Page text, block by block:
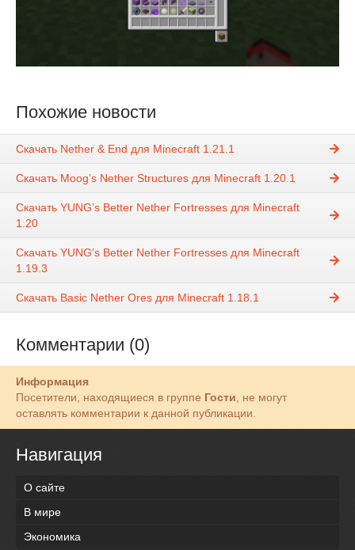
Похожие новости
Скачать Nether & End для Minecraft 1.21.1
Скачать Moog’s Nether Structures для Minecraft 1.20.1
Скачать YUNG’s Better Nether Fortresses для Minecraft
1.20
Скачать YUNG’s Better Nether Fortresses для Minecraft
1.19.3
Скачать Basic Nether Ores для Minecraft 1.18.1
Комментарии (0)
Информация
Посетители, находящиеся в группе Гости , не могут
оставлять комментарии к данной публикации.
Навигация
О сайте
В мире
Экономика